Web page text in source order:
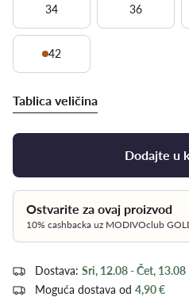
34 36
42
Tablica veličina
Dodajte u
Ostvarite za ovaj proizvod
10% cashbacka uz MODIVOclub
Dostava: Sri, 12.08 - Čet, 13.08
Moguća dostava od 4,90 €